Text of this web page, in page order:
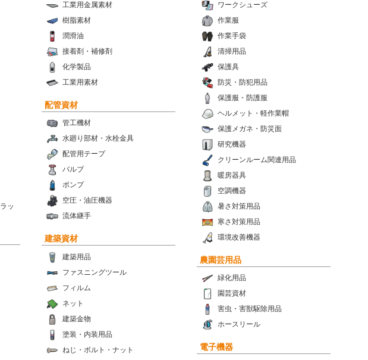
ッ
工業用金属素材
樹脂素材
潤滑油
接着剤・補修剤
化学製品
工業用素材
ワークシューズ
作業服
作業手袋
清掃用品
保護具
防災・防犯用品
保護服・防護服
ヘルメット・軽作業帽
保護メガネ・防災面
研究機器
クリーンルーム関連用品
暖房器具
空調機器
暑さ対策用品
寒さ対策用品
環境改善機器
配管資材
管工機材
水廻り部材・水栓金具
配管用テープ
バルブ
ポンプ
空圧・油圧機器
流体継手
建築資材
建築用品
ファスニングツール
フィルム
ネット
建築金物
塗装・内装用品
ねじ・ボルト・ナット
農園芸用品
緑化用品
園芸資材
害虫・害獣駆除用品
ホースリール
電子機器